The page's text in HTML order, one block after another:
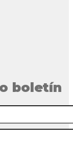
boletín